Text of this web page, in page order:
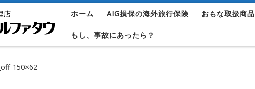
ホーム AIG損保の海外旅行保険 おもな取扱商品
もし、事故にあったら？
150×62